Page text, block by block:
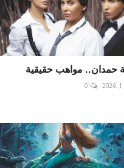
حمدان.. مواهب حقيقية
0